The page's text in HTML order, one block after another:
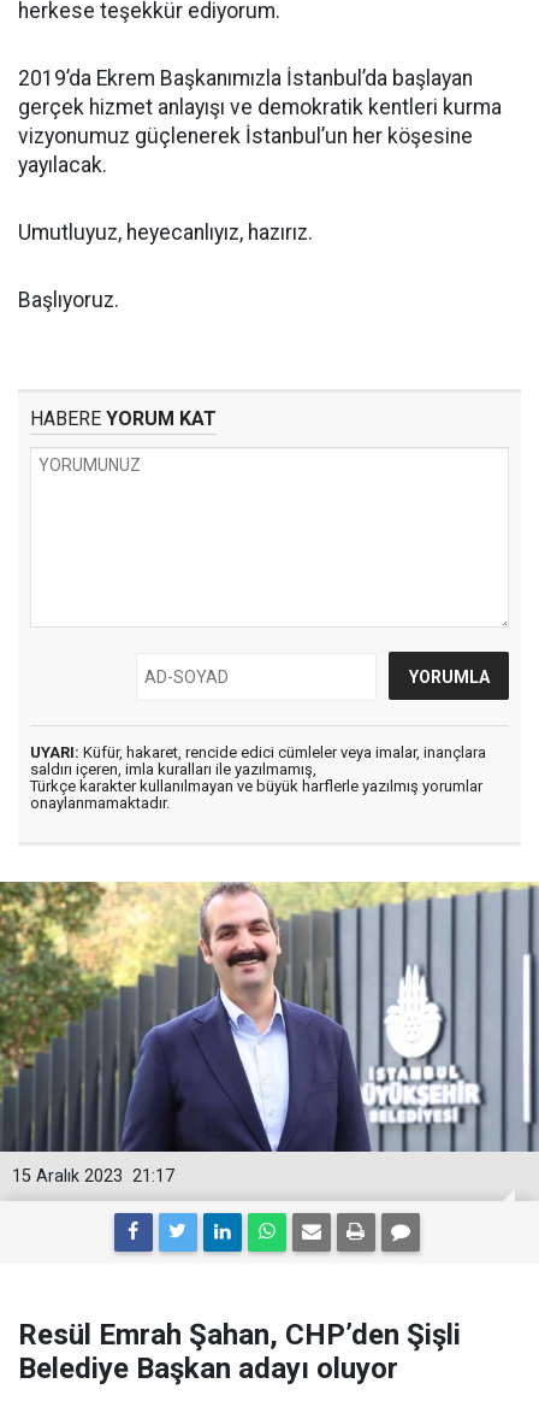
herkese teşekkür ediyorum.
2019’da Ekrem Başkanımızla İstanbul’da başlayan
gerçek hizmet anlayışı ve demokratik kentleri kurma
vizyonumuz güçlenerek İstanbul’un her köşesine
yayılacak.
Umutluyuz, heyecanlıyız, hazırız.
Başlıyoruz.
HABERE YORUM KAT
UYARI: Küfür, hakaret, rencide edici cümleler veya imalar, inançlara
saldırı içeren, imla kuralları ile yazılmamış,
Türkçe karakter kullanılmayan ve büyük harflerle yazılmış yorumlar
onaylanmamaktadır.
21:17
15 Aralık 2023
Resül Emrah Şahan, CHP’den Şişli
Belediye Başkan adayı oluyor